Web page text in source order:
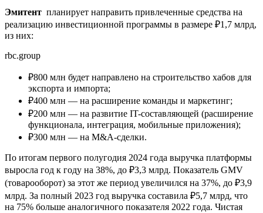
Эмитент планирует направить привлеченные средства на
реализацию инвестиционной программы в размере ₽1,7 млрд,
из них:
rbc.group
₽800 млн будет направлено на строительство хабов для
экспорта и импорта;
₽400 млн — на расширение команды и маркетинг;
₽200 млн — на развитие IT-составляющей (расширение
функционала, интеграция, мобильные приложения);
₽300 млн — на M&A-сделки.
По итогам первого полугодия 2024 года выручка платформы
выросла год к году на 38%, до ₽3,3 млрд. Показатель GMV
(товарооборот) за этот же период увеличился на 37%, до ₽3,9
млрд. За полный 2023 год выручка составила ₽5,7 млрд, что
на 75% больше аналогичного показателя 2022 года. Чистая